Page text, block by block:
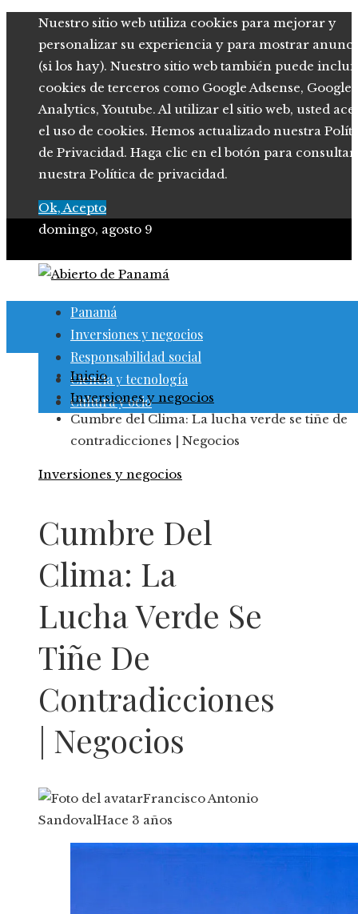
Nuestro sitio web utiliza cookies para mejorar y
personalizar su experiencia y para mostrar
(si los hay). Nuestro sitio web también puede
cookies de terceros como Google Adsense, Google
Analytics, Youtube. Al utilizar el sitio web, usted
el uso de cookies. Hemos actualizado nuestra
de Privacidad. Haga clic en el botón para consultar
nuestra Política de privacidad.
Ok, Acepto
domingo, agosto 9
Panamá
Inversiones y negocios
Responsabilidad social
Ciencia y tecnología
Cultura y ocio
Inicio
Inversiones y negocios
Cumbre del Clima: La lucha verde se tiñe de
contradicciones | Negocios
Inversiones y negocios
Cumbre Del
Clima: La
Lucha Verde Se
Tiñe De
Contradicciones
| Negocios
Francisco Antonio
SandovalHace 3 años